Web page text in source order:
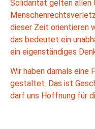
Solidarität gelten allen
dieser Zeit orientieren
das bedeutet ein
ein eigenständiges
Wir haben damals eine
gestaltet. Das ist
darf uns Hoffnung für